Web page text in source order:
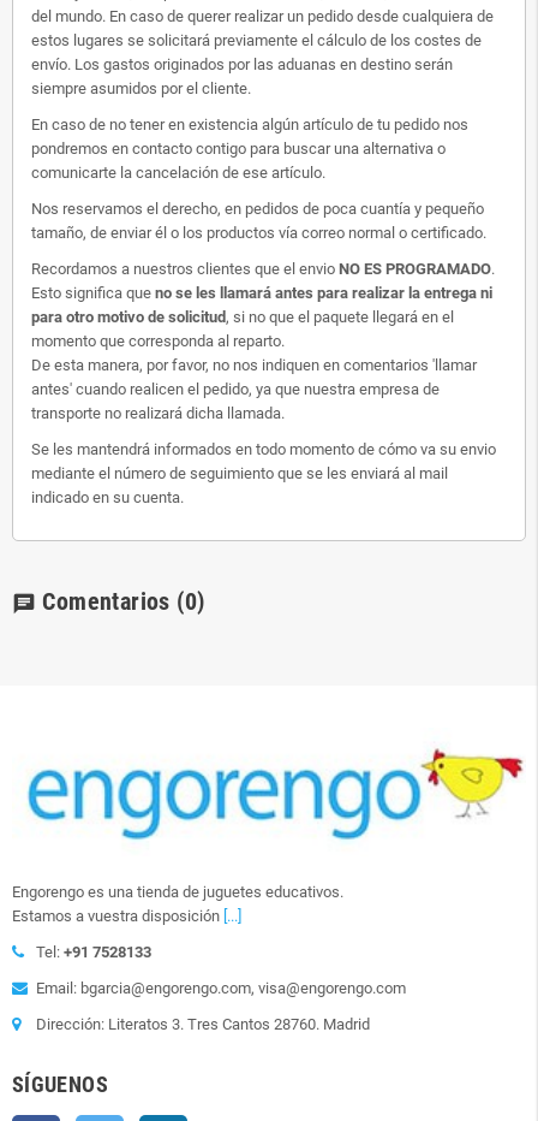
del mundo. En caso de querer realizar un pedido desde cualquiera de
estos lugares se solicitará previamente el cálculo de los costes de
envío. Los gastos originados por las aduanas en destino serán
siempre asumidos por el cliente.
En caso de no tener en existencia algún artículo de tu pedido nos
pondremos en contacto contigo para buscar una alternativa o
comunicarte la cancelación de ese artículo.
Nos reservamos el derecho, en pedidos de poca cuantía y pequeño
tamaño, de enviar él o los productos vía correo normal o certificado.
Recordamos a nuestros clientes que el envio NO ES PROGRAMADO.
Esto significa que no se les llamará antes para realizar la entrega ni
para otro motivo de solicitud, si no que el paquete llegará en el
momento que corresponda al reparto.
De esta manera, por favor, no nos indiquen en comentarios 'llamar
antes' cuando realicen el pedido, ya que nuestra empresa de
transporte no realizará dicha llamada.
Se les mantendrá informados en todo momento de cómo va su envio
mediante el número de seguimiento que se les enviará al mail
indicado en su cuenta.
chat Comentarios (0)
Engorengo es una tienda de juguetes educativos.
Estamos a vuestra disposición [...]
Tel: +91 7528133
Email: bgarcia@engorengo.com, visa@engorengo.com
Dirección: Literatos 3. Tres Cantos 28760. Madrid
SÍGUENOS